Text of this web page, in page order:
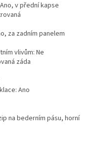
v přední kapse
za zadním panelem
vlivům: Ne
záda
Ano
na bederním pásu, horní